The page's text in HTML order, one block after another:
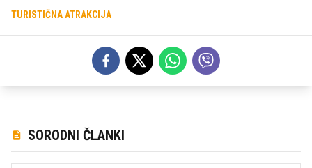
TURISTIČNA ATRAKCIJA
SORODNI ČLANKI